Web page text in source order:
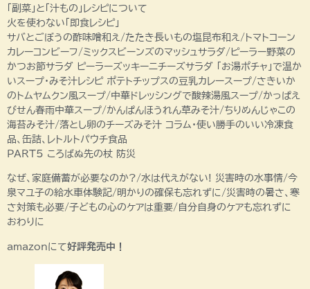
「副菜」と「汁もの」レシピについて
火を使わない「即食レシピ」
サバとごぼうの酢味噌和え/たたき長いもの塩昆布和え/トマトコーン
カレーコンビーフ/ミックスビーンズのマッシュサラダ/ピーラー野菜の
かつお節サラダ ピーラーズッキーニチーズサラダ 「お湯ポチャ」で温か
いスープ・みそ汁レシピ ポテトチップスの豆乳カレースープ/さきいか
のトムヤムクン風スープ/中華ドレッシングで酸辣湯風スープ/かっぱえ
びせん春雨中華スープ/かんぱんほうれん草みそ汁/ちりめんじゃこの
海苔みそ汁/落とし卵のチーズみそ汁 コラム・使い勝手のいい冷凍食
品、缶詰、レトルトパウチ食品
PART5 ころばぬ先の杖 防災
なぜ、家庭備蓄が必要なのか?/水は代えがない! 災害時の水事情/今
泉マユ子の給水車体験記/明かりの確保も忘れずに/災害時の暑さ、寒
さ対策も必要/子どもの心のケアは重要/自分自身のケアも忘れずに
おわりに
amazonにて好評発売中！